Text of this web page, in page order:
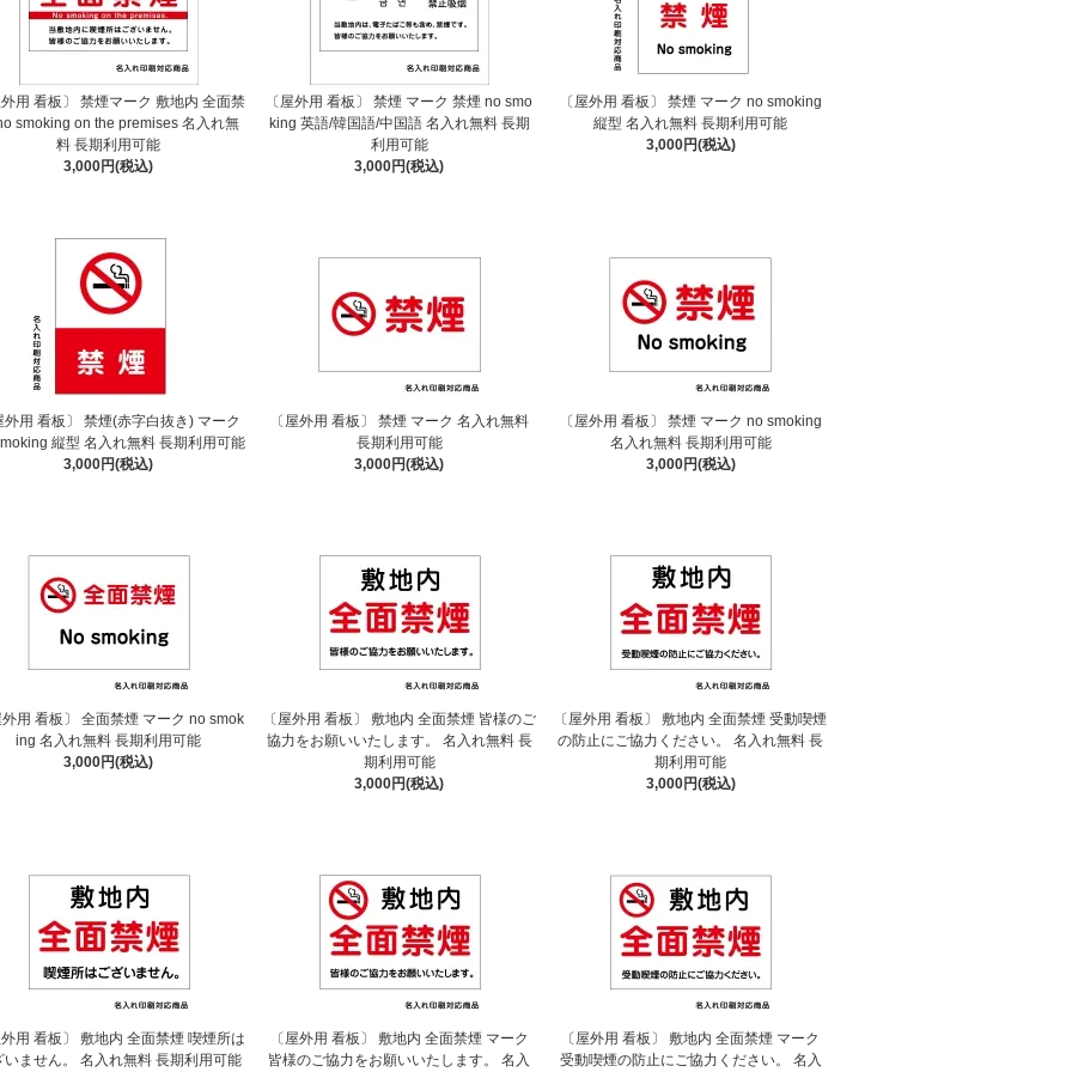
外用 看板〕 禁煙マーク 敷地内 全面禁
smoking on the premises 名入れ無
料 長期利用可能
3,000円(税込)
〔屋外用 看板〕 禁煙 マーク 禁煙 no smo
king 英語/韓国語/中国語 名入れ無料 長期
利用可能
3,000円(税込)
〔屋外用 看板〕 禁煙 マーク no smoking
縦型 名入れ無料 長期利用可能
3,000円(税込)
外用 看板〕 禁煙(赤字白抜き) マーク
縦型 名入れ無料 長期利用可能
3,000円(税込)
〔屋外用 看板〕 禁煙 マーク 名入れ無料
長期利用可能
3,000円(税込)
〔屋外用 看板〕 禁煙 マーク no smoking
名入れ無料 長期利用可能
3,000円(税込)
外用 看板〕 全面禁煙 マーク no smok
ing 名入れ無料 長期利用可能
3,000円(税込)
〔屋外用 看板〕 敷地内 全面禁煙 皆様のご
協力をお願いいたします。 名入れ無料 長
期利用可能
3,000円(税込)
〔屋外用 看板〕 敷地内 全面禁煙 受動喫煙
の防止にご協力ください。 名入れ無料 長
期利用可能
3,000円(税込)
外用 看板〕 敷地内 全面禁煙 喫煙所は
いません。 名入れ無料 長期利用可能
〔屋外用 看板〕 敷地内 全面禁煙 マーク
皆様のご協力をお願いいたします。 名入
〔屋外用 看板〕 敷地内 全面禁煙 マーク
受動喫煙の防止にご協力ください。 名入